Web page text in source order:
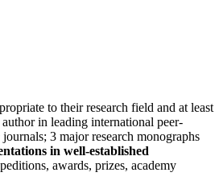
to their research field and at least
in leading international peer-
3 major research monographs
in well-established
awards, prizes, academy